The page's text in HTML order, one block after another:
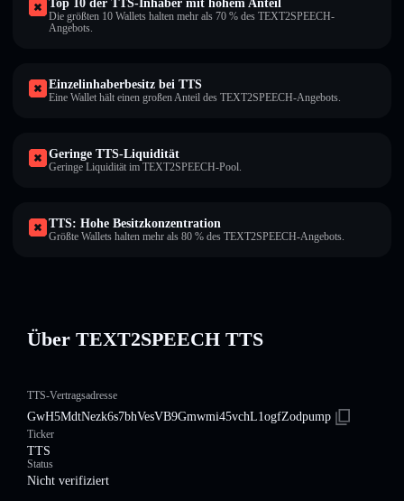
Top 10 der TTS-Inhaber mit hohem Anteil
Die größten 10 Wallets halten mehr als 70 % des TEXT2SPEECH-
Angebots.
Einzelinhaberbesitz bei TTS
Eine Wallet hält einen großen Anteil des TEXT2SPEECH-Angebots.
Geringe TTS-Liquidität
Geringe Liquidität im TEXT2SPEECH-Pool.
TTS: Hohe Besitzkonzentration
Größte Wallets halten mehr als 80 % des TEXT2SPEECH-Angebots.
Über TEXT2SPEECH TTS
TTS-Vertragsadresse
GwH5MdtNezk6s7bhVesVB9Gmwmi45vchL1ogfZodpump
Ticker
TTS
Status
Nicht verifiziert